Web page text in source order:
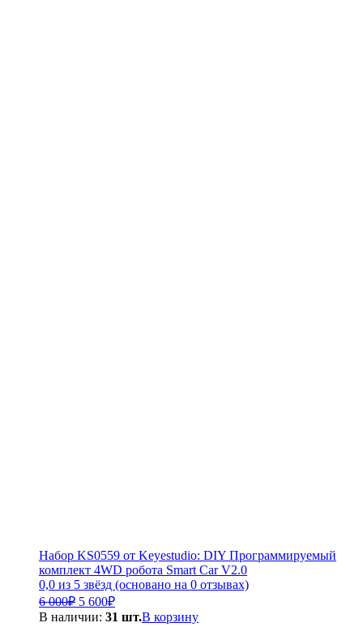
Набор KS0559 от Keyestudio: DIY Программируемый
комплект 4WD робота Smart Car V2.0
0,0 из 5 звёзд (основано на 0 отзывах)
6 000₽ Первоначальная
цена
5 600₽Текущая
цена:
В наличии: 31 шт.В корзину